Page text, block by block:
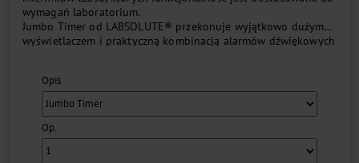
wymagań laboratorium.
Jumbo Timer od LABSOLUTE® przekonuje wyjątkowo dużym
wyświetlaczem i praktyczną kombinacją alarmów dźwiękowych
koniec odliczania sygnalizuje także czerwone światło....
Opis
Op.